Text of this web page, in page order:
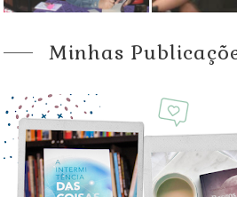
Minhas